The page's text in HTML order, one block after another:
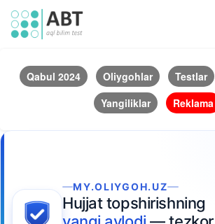
Qabul 2024 Oliygohlar Testlar
Yangiliklar
Reklama
MY.OLIYGOH.UZ
Hujjat topshirishning